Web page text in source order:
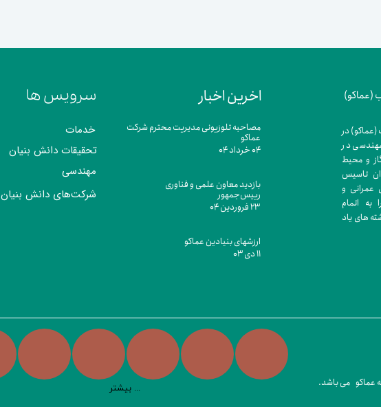
در
مهندسی در
و محیط
تاسیس
عمرانی و
به اتمام
های یاد
(عماکو) اخرین اخبار
مصاحبه تلوزیونی مدیریت محترم شرکت
عماکو
۰۴ خرداد ۰۴
بازدید معاون علمی و فناوری
رییس‌جمهور
۲۳ فروردین ۰۴
ارزشهای بنیادین عماکو
۱۱ دی ۰۳
تحقیقات دانش بنیان
مهندسی
شرکت‌های دانش بنیان
خدمات
سرویس ها
بیشتر ...